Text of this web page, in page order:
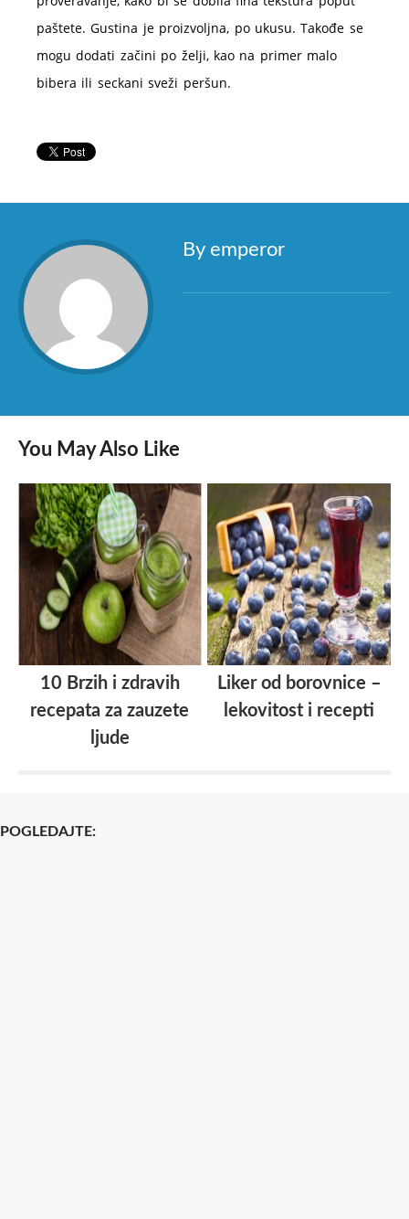
paštete. Gustina je proizvoljna, po ukusu. Takođe se
mogu dodati začini po želji, kao na primer malo
bibera ili seckani sveži peršun.
By emperor
You May Also Like
10 Brzih i zdravih
recepata za zauzete
ljude
Liker od borovnice –
lekovitost i recepti
POGLEDAJTE: